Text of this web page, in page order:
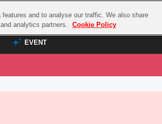
EVENT
EVENT
and to analyse our traffic. We also share
analytics partners.
Cookie Policy